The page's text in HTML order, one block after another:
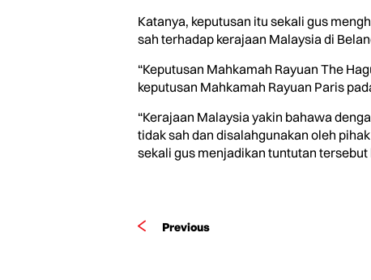
Katanya, keputusan itu sekali gus
sah terhadap kerajaan Malaysia di
“Keputusan Mahkamah Rayuan The
keputusan Mahkamah Rayuan Paris
“Kerajaan Malaysia yakin bahawa
tidak sah dan disalahgunakan oleh
sekali gus menjadikan tuntutan tersebut
Previous